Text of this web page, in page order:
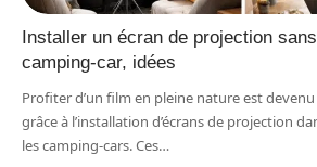
Installer un écran de projection
camping-car, idées
Profiter d’un film en pleine nature est
grâce à l’installation d’écrans de projection
les camping-cars. Ces…